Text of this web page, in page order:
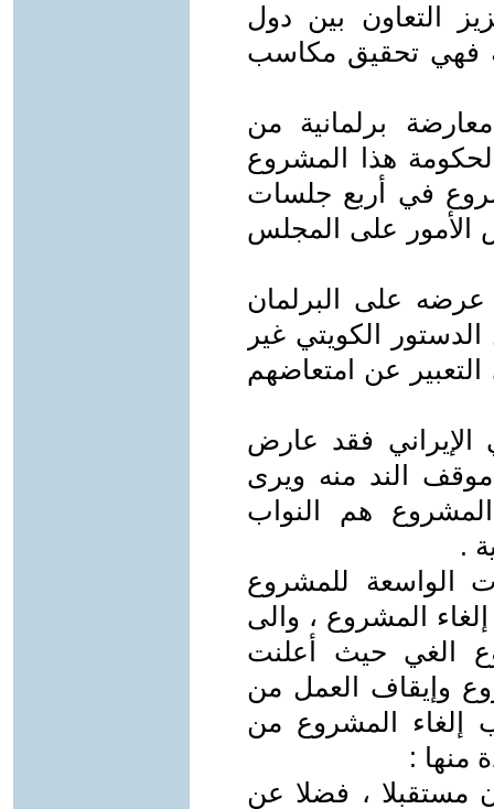
التعاون بين دول
فهي تحقيق مكاسب
برلمانية من
هذا المشروع
في أربع جلسات
على المجلس
عرضه على البرلمان
عليه طبقا للمادة 70 من الدستور الكويتي غير
عن امتعاضهم
فقد عارض
الند منه ويرى
هم النواب
.
الواسعة للمشروع
المشروع ، والى
الغي حيث أعلنت
وإيقاف العمل من
إلغاء المشروع من
منها :
مستقبلا ، فضلا عن